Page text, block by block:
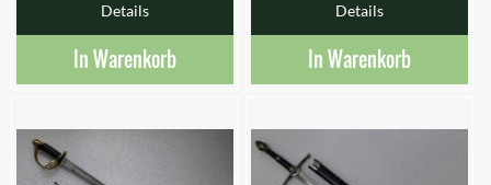
Details
In Warenkorb
Details
In Warenkorb